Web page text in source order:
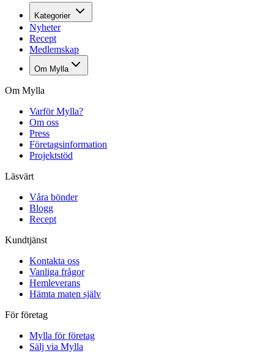
Kategorier
Nyheter
Recept
Medlemskap
Om Mylla
Om Mylla
Varför Mylla?
Om oss
Press
Företagsinformation
Projektstöd
Läsvärt
Våra bönder
Blogg
Recept
Kundtjänst
Kontakta oss
Vanliga frågor
Hemleverans
Hämta maten själv
För företag
Mylla för företag
Sälj via Mylla